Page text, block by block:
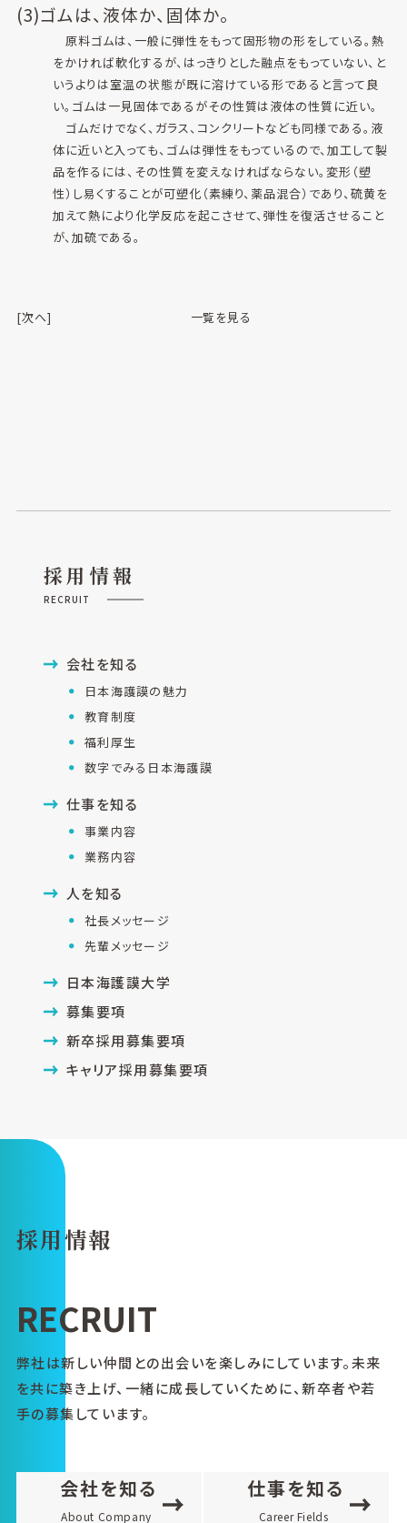
(3)ゴムは、液体か、固体か。
原料ゴムは、一般に弾性をもって固形物の形をしている。熱
をかければ軟化するが、はっきりとした融点をもっていない、と
いうよりは室温の状態が既に溶けている形であると言って良
い。ゴムは一見固体であるがその性質は液体の性質に近い。
ゴムだけでなく、ガラス、コンクリートなども同様である。液
体に近いと入っても、ゴムは弾性をもっているので、加工して製
品を作るには、その性質を変えなければならない。変形（塑
性）し易くすることが可塑化（素練り、薬品混合）であり、硫黄を
加えて熱により化学反応を起こさせて、弾性を復活させること
が、加硫である。
[次へ] 一覧を見る
採用情報
RECRUIT
会社を知る
日本海護謨の魅力
教育制度
福利厚生
数字でみる日本海護謨
仕事を知る
事業内容
業務内容
人を知る
社長メッセージ
先輩メッセージ
日本海護謨大学
募集要項
新卒採用募集要項
キャリア採用募集要項
採用情報
RECRUIT
弊社は新しい仲間との出会いを楽しみにしています。未来
を共に築き上げ、一緒に成長していくために、新卒者や若
手の募集しています。
会社を知る
About Company
仕事を知る
Career Fields